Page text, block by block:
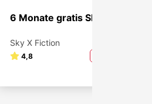
6 Monate gratis Sky X Fiction!
Sky X Fiction
4,8